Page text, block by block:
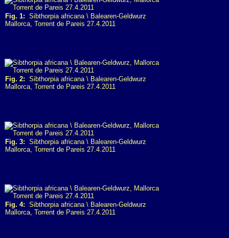
Fig. 1: Sibthorpia africana \ Balearen-Geldwurz
Mallorca, Torrent de Pareis 27.4.2011
Fig. 2: Sibthorpia africana \ Balearen-Geldwurz
Mallorca, Torrent de Pareis 27.4.2011
Fig. 3: Sibthorpia africana \ Balearen-Geldwurz
Mallorca, Torrent de Pareis 27.4.2011
Fig. 4: Sibthorpia africana \ Balearen-Geldwurz
Mallorca, Torrent de Pareis 27.4.2011